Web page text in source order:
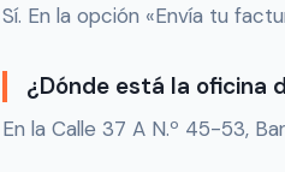
Sí. En la opción «Envía tu
¿Dónde está la oficina
En la Calle 37 A N.º 45-53,